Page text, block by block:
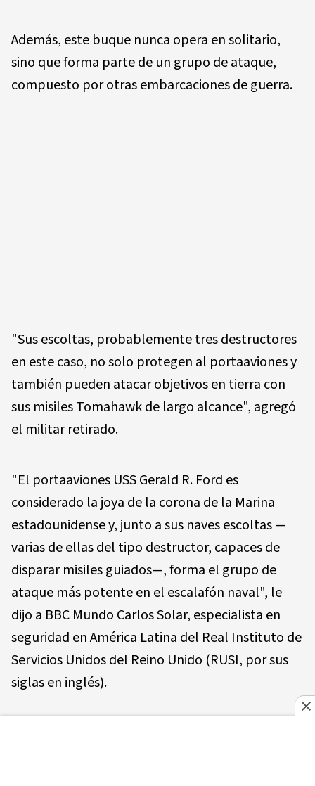
Además, este buque nunca opera en solitario,
sino que forma parte de un grupo de ataque,
compuesto por otras embarcaciones de guerra.
"Sus escoltas, probablemente tres destructores
en este caso, no solo protegen al portaaviones y
también pueden atacar objetivos en tierra con
sus misiles Tomahawk de largo alcance", agregó
el militar retirado.
"El portaaviones USS Gerald R. Ford es
considerado la joya de la corona de la Marina
estadounidense y, junto a sus naves escoltas —
varias de ellas del tipo destructor, capaces de
disparar misiles guiados—, forma el grupo de
ataque más potente en el escalafón naval", le
dijo a BBC Mundo Carlos Solar, especialista en
seguridad en América Latina del Real Instituto de
Servicios Unidos del Reino Unido (RUSI, por sus
siglas en inglés).